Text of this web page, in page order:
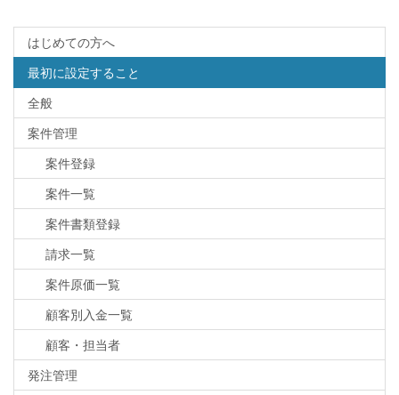
はじめての方へ
最初に設定すること
全般
案件管理
案件登録
案件一覧
案件書類登録
請求一覧
案件原価一覧
顧客別入金一覧
顧客・担当者
発注管理